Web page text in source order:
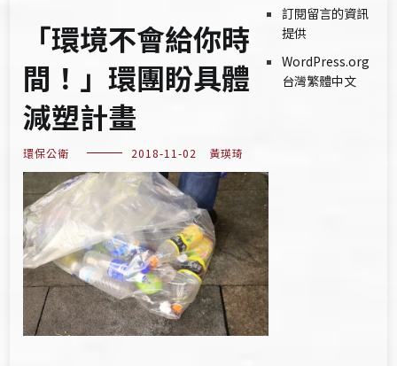
「環境不會給你時
間！」環團盼具體
減塑計畫
環保公衛 2018-11-02 黃瑛琦
訂閱留言的資訊
提供
WordPress.org
台灣繁體中文